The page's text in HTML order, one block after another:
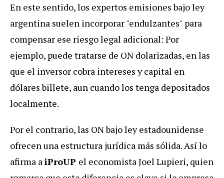
En este sentido, los expertos emisiones bajo ley
argentina suelen incorporar "endulzantes" para
compensar ese riesgo legal adicional: Por
ejemplo, puede tratarse de ON dolarizadas, en las
que el inversor cobra intereses y capital en
dólares billete, aun cuando los tenga depositados
localmente.
Por el contrario, las ON bajo ley estadounidense
ofrecen una estructura jurídica más sólida. Así lo
afirma a iProUP el economista Joel Lupieri, quien